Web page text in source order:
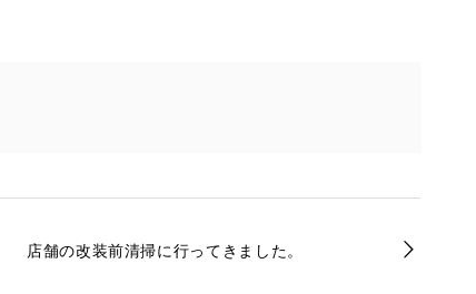
店舗の改装前清掃に行ってきました。